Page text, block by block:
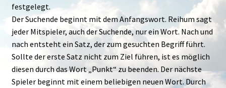
festgelegt.
Der Suchende beginnt mit dem Anfangswort. Reihum sagt
jeder Mitspieler, auch der Suchende, nur ein Wort. Nach und
nach entsteht ein Satz, der zum gesuchten Begriff führt.
Sollte der erste Satz nicht zum Ziel führen, ist es möglich
diesen durch das Wort „Punkt“ zu beenden. Der nächste
Spieler beginnt mit einem beliebigen neuen Wort. Durch